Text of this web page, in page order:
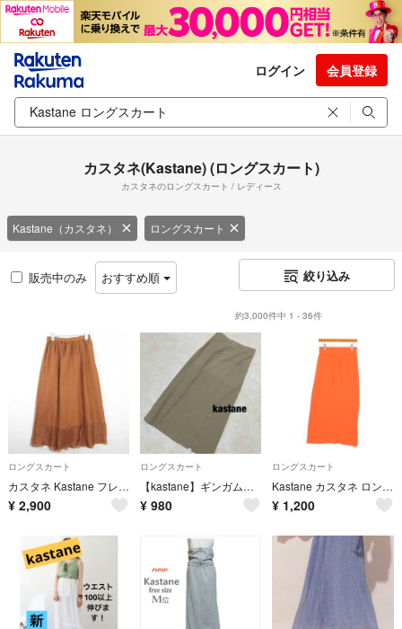
ログイン 会員登録
カスタネ(Kastane) (ロングスカート)
カスタネのロングスカート / レディース
Kastane（カスタネ） ロングスカート
販売中のみ おすすめ順 絞り込み
約3,000件中 1 - 36件
ロングスカート
カスタネ Kastane フレア ロング スカート F
¥ 2,900
ロングスカート
【kastane】ギンガムチェック ロングタイトスカート
¥ 980
ロングスカート
Kastane カスタネ ロング・マキシ丈スカート M オレンジ 【古着】【中古】【送料無料】
¥ 1,200